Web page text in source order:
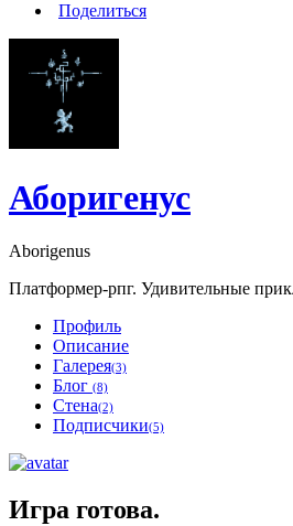
Поделиться
Аборигенус
Aborigenus
Платформер-рпг. Удивительные
Профиль
Описание
Галерея(3)
Блог (8)
Стена(2)
Подписчики(5)
Игра готова.